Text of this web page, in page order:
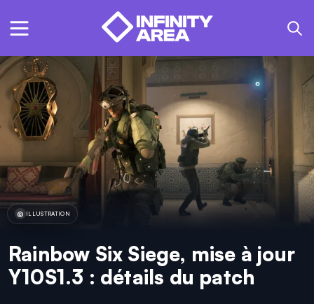
ILLUSTRATION
Rainbow Six Siege, mise à jour
Y10S1.3 : détails du patch